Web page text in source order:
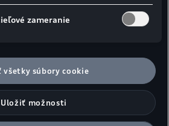
Leaving Home1a
svetlami OLED
zameranie
všetky súbory cookie
Uložiť možnosti